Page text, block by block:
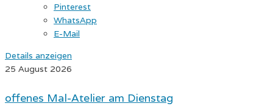
Pinterest
WhatsApp
E-Mail
Details anzeigen
25 August 2026
offenes Mal-Atelier am Dienstag